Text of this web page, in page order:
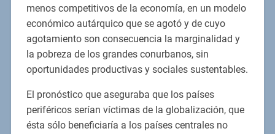
menos competitivos de la economía, en un modelo
económico autárquico que se agotó y de cuyo
agotamiento son consecuencia la marginalidad y
la pobreza de los grandes conurbanos, sin
oportunidades productivas y sociales sustentables.
El pronóstico que aseguraba que los países
periféricos serían víctimas de la globalización, que
ésta sólo beneficiaría a los países centrales no